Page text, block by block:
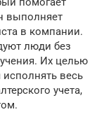
выполняет
в компании.
люди без
Их целью
исполнять весь
учета,